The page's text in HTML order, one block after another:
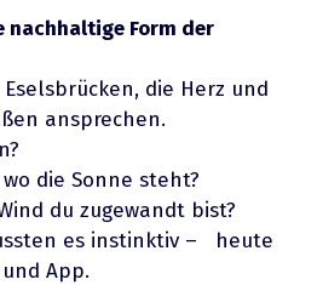
nachhaltige Form der
die Herz und
ansprechen.
die Sonne steht?
du zugewandt bist?
es instinktiv – heute
App.